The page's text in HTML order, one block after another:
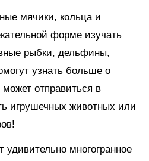
мячики, кольца и
форме изучать
рыбки, дельфины,
узнать больше о
отправиться в
игрушечных животных или
многогранное